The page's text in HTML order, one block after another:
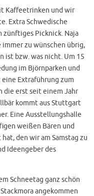
Kaffeetrinken und wir
Extra Schwedische
Picknick. Naja
zu wünschen übrig,
ist bzw. was nicht. Um 15
im Björnparken und
Extraführung zum
die erst seit einem Jahr
kommt aus Stuttgart
Eine Ausstellungshalle
weißen Bären und
den wir am Samstag zu
Ideengeber des
Schneetag ganz schön
angekommen